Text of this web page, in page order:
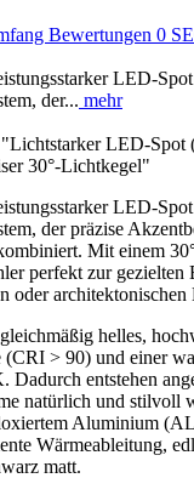
Bewertungen 0
LED-
der... mehr
LED-Spot
30°-Lichtkegel"
LED-
der präzise
Mit einem
perfekt zur gezielten
oder architektonischen
helles,
(CRI > 90) und einer
Dadurch entstehen
natürlich und stilvoll
Aluminium
Wärmeableitung,
matt.